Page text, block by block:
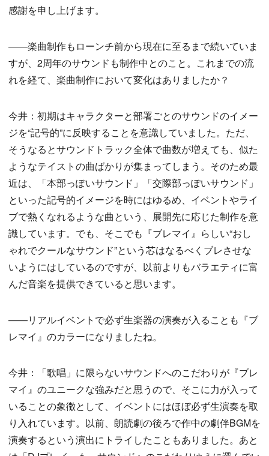
感謝を申し上げます。
——楽曲制作もローンチ前から現在に至るまで続いていま
すが、2周年のサウンドも制作中とのこと。これまでの流
れを経て、楽曲制作において変化はありましたか？
今井：初期はキャラクターと部署ごとのサウンドのイメー
ジを“記号的”に反映することを意識していました。ただ、
そうなるとサウンドトラック全体で曲数が増えても、似た
ようなテイストの曲ばかりが集まってしまう。そのため最
近は、「本部っぽいサウンド」「交際部っぽいサウンド」
といった記号的イメージを時にはゆるめ、イベントやライ
ブで熱くなれるような曲という、展開先に応じた制作を意
識しています。でも、そこでも『ブレマイ』らしい“おし
ゃれでクールなサウンド”という芯はなるべくブレさせな
いようにはしているのですが、以前よりもバラエティに富
んだ音楽を提供できていると思います。
——リアルイベントで必ず生楽器の演奏が入ることも『ブ
レマイ』のカラーになりましたね。
今井：「歌唱」に限らないサウンドへのこだわりが『ブレ
マイ』のユニークな強みだと思うので、そこに力が入って
いることの象徴として、イベントにはほぼ必ず生演奏を取
り入れています。以前、朗読劇の後ろで作中の劇伴BGMを
演奏するという演出にトライしたこともありました。あと